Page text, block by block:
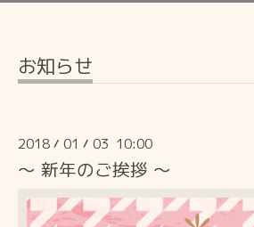
お知らせ
2018 / 01 / 03 10:00
〜 新年のご挨拶 〜